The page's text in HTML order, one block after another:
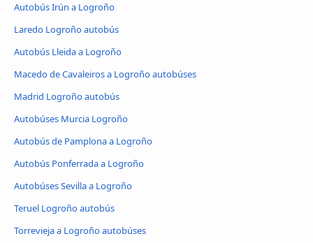
Autobús Irún a Logroño
Laredo Logroño autobús
Autobús Lleida a Logroño
Macedo de Cavaleiros a Logroño autobúses
Madrid Logroño autobús
Autobúses Murcia Logroño
Autobús de Pamplona a Logroño
Autobús Ponferrada a Logroño
Autobúses Sevilla a Logroño
Teruel Logroño autobús
Torrevieja a Logroño autobúses